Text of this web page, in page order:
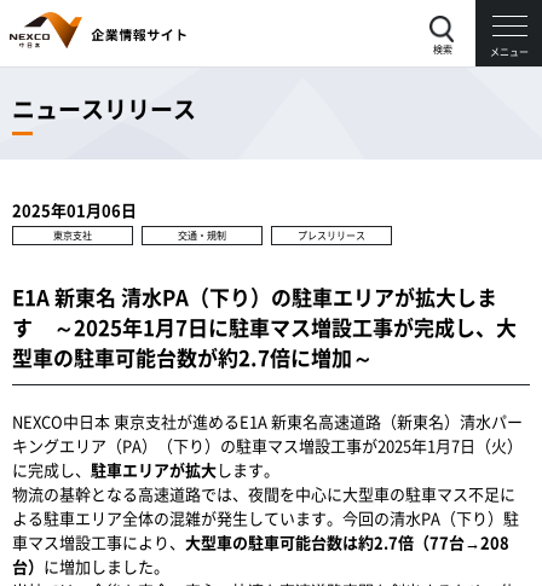
検索 メニュー
ニュースリリース
2025年01月06日
東京支社 交通・規制 プレスリリース
E1A 新東名 清水PA（下り）の駐車エリアが拡大しま
す ～2025年1月7日に駐車マス増設工事が完成し、大
型車の駐車可能台数が約2.7倍に増加～
NEXCO中日本 東京支社が進めるE1A 新東名高速道路（新東名）清水パー
キングエリア（PA）（下り）の駐車マス増設工事が2025年1月7日（火）
に完成し、 駐車エリアが拡大します。
物流の基幹となる高速道路では、夜間を中心に大型車の駐車マス不足に
よる駐車エリア全体の混雑が発生しています。今回の清水PA（下り）駐
車マス増設工事により、 大型車の駐車可能台数は約2.7倍（77台→208
台） に増加しました。